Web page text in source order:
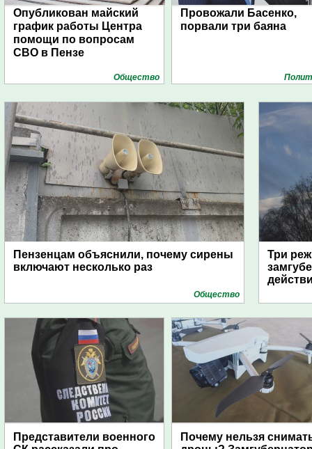
Опубликован майский
график работы Центра
помощи по вопросам
СВО в Пензе
Общество
Провожали Басенко,
порвали три баяна
Пензенцам объяснили, почему сирены
включают несколько раз
Общество
Три
Представители военного
Почему нельзя